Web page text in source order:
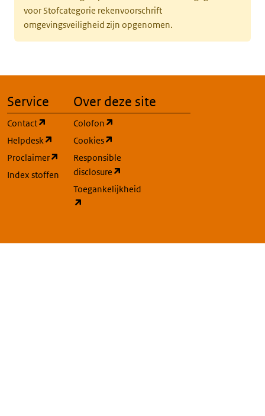
voor Stofcategorie rekenvoorschrift
omgevingsveiligheid zijn opgenomen.
Service
Contact
(opent in een nieuw tabblad)
Helpdesk
(opent in een nieuw tabblad)
Proclaimer
(opent in een nieuw tabblad)
Index stoffen
Over deze site
Colofon
Cookies
Responsible
disclosure
Toegankelijkheid